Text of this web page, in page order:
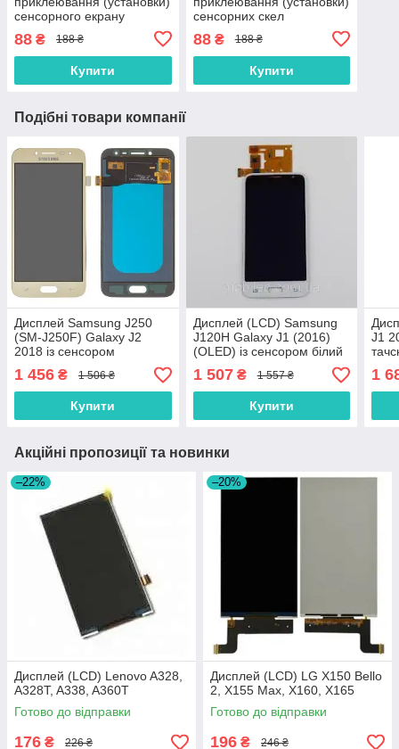
сенсорного екрану
(модуля) 15 мл
88 ₴ 188 ₴
Купити
сенсорних скел
(модулів) і корпусів до їх
основи
88₴ 188 ₴
Купити
Подібні товари компанії
Дисплей Samsung J250
(SM-J250F) Galaxy J2
2018 із сенсором
(тачскрином) золотий
OLED
1 456 ₴ 1 506 ₴
Купити
Дисплей (LCD) Samsung
J120H Galaxy J1 (2016)
(OLED) із сенсором білий
1 507₴ 1 557 ₴
Купити
J1
1
Акційні пропозиції та новинки
–22%
Дисплей (LCD) Lenovo A328,
A328T, A338, A360T
Готово до відправки
176 ₴ 226 ₴
–20%
Дисплей (LCD) LG X150 Bello
2, X155 Max, X160, X165
Готово до відправки
196 ₴ 246 ₴